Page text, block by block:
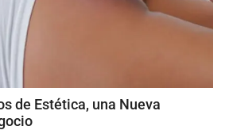
de Estética, una Nueva